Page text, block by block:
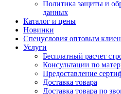
Политика защиты и
данных
Каталог и цены
Новинки
Спецусловия оптовым
Услуги
Бесплатный расчет
Консультации по
Предоставление
Доставка товара
Доставка товара по